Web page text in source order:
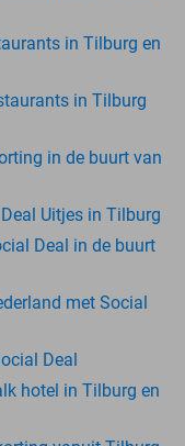
in Tilburg en
in Tilburg
in de buurt van
Uitjes in Tilburg
Deal in de buurt
met Social
Deal
hotel in Tilburg en